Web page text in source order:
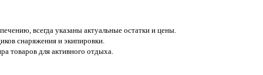
всегда указаны актуальные остатки и цены.
снаряжения и экипировки.
товаров для активного отдыха.